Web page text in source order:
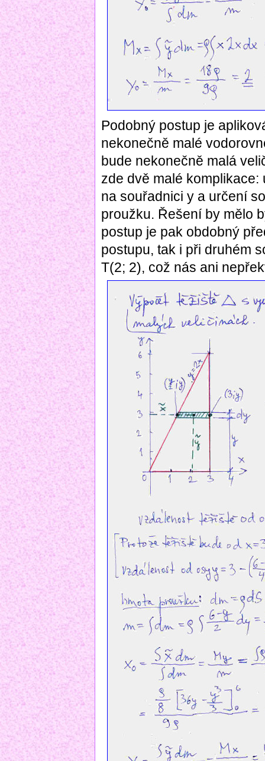
Podobný postup je
nekonečně malé
bude nekonečně malá
zde dvě malé
na souřadnici y a určení
proužku. Řešení by mělo
postup je pak obdobný
postupu, tak i při druhém
T(2; 2), což nás ani